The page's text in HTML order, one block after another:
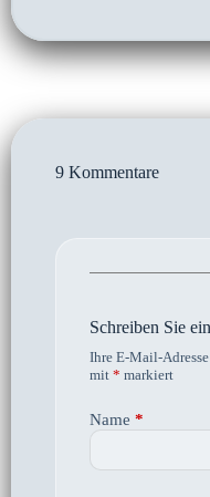
9 Kommentare
Schreiben Sie
Ihre E-Mail-
mit * markiert
Name *